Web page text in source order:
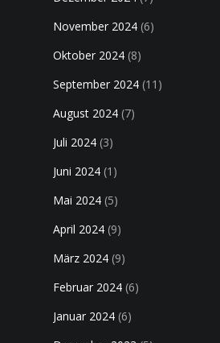
November 2024(6)
Oktober 2024(8)
September 2024(11)
August 2024(7)
Juli 2024(3)
Juni 2024(1)
Mai 2024(5)
April 2024(9)
März 2024(9)
Februar 2024(6)
Januar 2024(6)